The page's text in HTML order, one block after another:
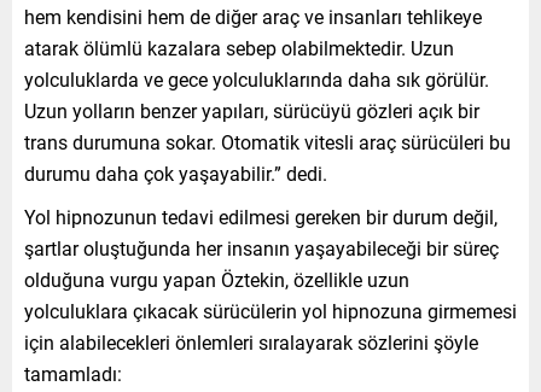
hem kendisini hem de diğer araç ve insanları tehlikeye
atarak ölümlü kazalara sebep olabilmektedir. Uzun
yolculuklarda ve gece yolculuklarında daha sık görülür.
Uzun yolların benzer yapıları, sürücüyü gözleri açık bir
trans durumuna sokar. Otomatik vitesli araç sürücüleri bu
durumu daha çok yaşayabilir.” dedi.
Yol hipnozunun tedavi edilmesi gereken bir durum değil,
şartlar oluştuğunda her insanın yaşayabileceği bir süreç
olduğuna vurgu yapan Öztekin, özellikle uzun
yolculuklara çıkacak sürücülerin yol hipnozuna girmemesi
için alabilecekleri önlemleri sıralayarak sözlerini şöyle
tamamladı: